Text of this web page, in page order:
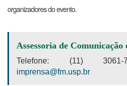
organizadores do evento.
Assessoria de Comunicação
Telefone: (11)
imprensa@fm.usp.br